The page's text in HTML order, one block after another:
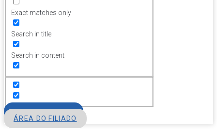
Exact matches only
Search in title
Search in content
ÁREA DO FILIADO